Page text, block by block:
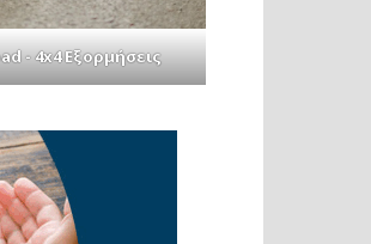
- 4x4 Εξορμήσεις